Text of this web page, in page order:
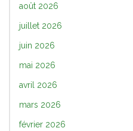
août 2026
juillet 2026
juin 2026
mai 2026
avril 2026
mars 2026
février 2026